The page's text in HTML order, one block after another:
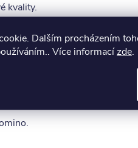
Dalším procházením
Více informacízde.
kvality.
speciálními
prvků, které na sebe